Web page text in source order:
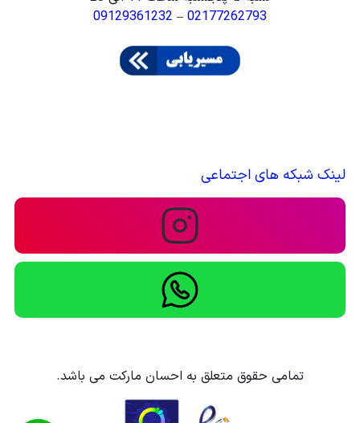
02177262793
–
09129361232
لینک شبکه های اجتماعی
تمامی حقوق متعلق به احسان مارکت می باشد.